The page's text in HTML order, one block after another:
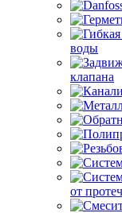
воды
клапана
от